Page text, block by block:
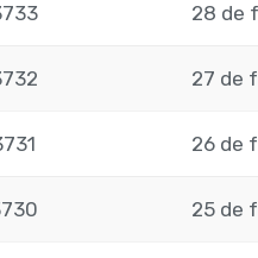
28 de
27 de
26 de
25 de